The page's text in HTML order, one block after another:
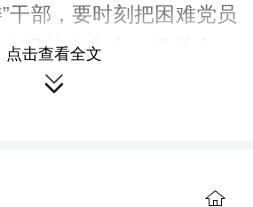
干部，要时刻把困难党员
暖挂在心上，常关心、
解他们的实际需求；要
点击查看全文
